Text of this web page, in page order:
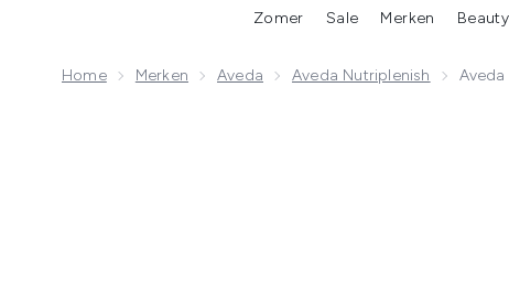
Zomer
Enter submenu (Zomer)
Sale
Enter
Merken
Home Merken Aveda Aveda Nutriplenish